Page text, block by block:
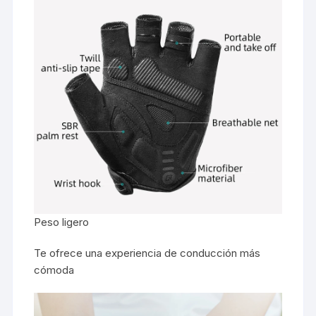
Peso ligero
Te ofrece una experiencia de conducción más
cómoda